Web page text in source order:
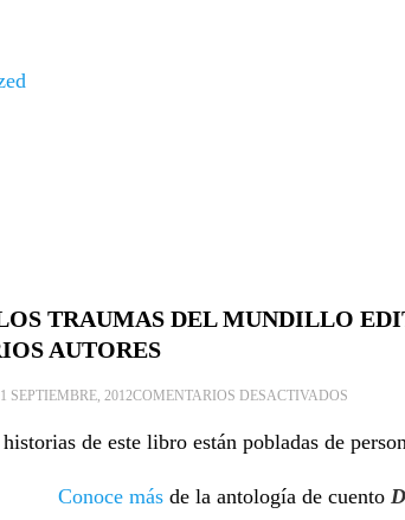
de socios
TRAUMAS DEL MUNDILLO
AUTORES
1 SEPTIEMBRE, 2012COMENTARIOS DESACTIVADOS
LOS
de este libro están pobladas de
Conoce másde la antología de cuento